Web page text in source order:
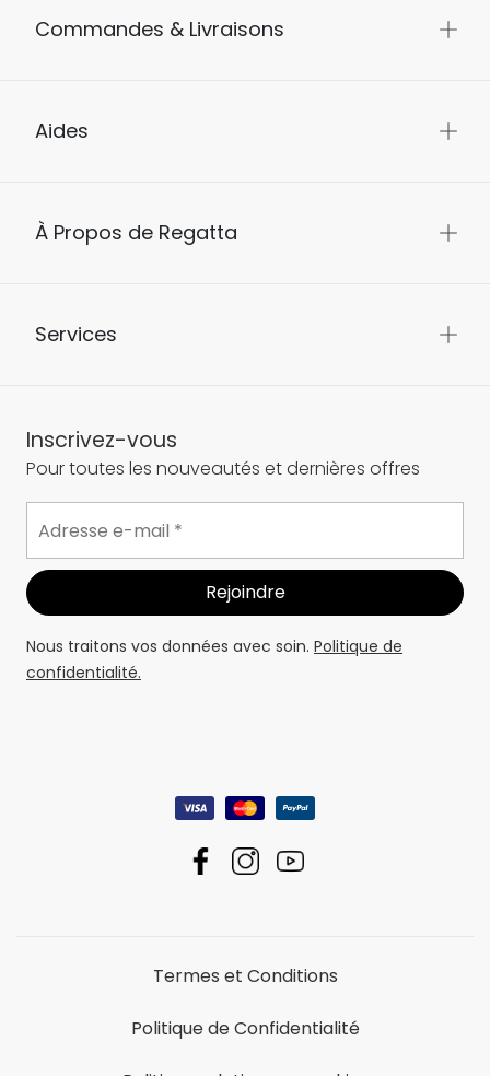
Commandes & Livraisons
Aides
À Propos de Regatta
Services
Inscrivez-vous
Pour toutes les nouveautés et dernières offres
Nous traitons vos données avec soin. Politique de
confidentialité.
Termes et Conditions
Politique de Confidentialité